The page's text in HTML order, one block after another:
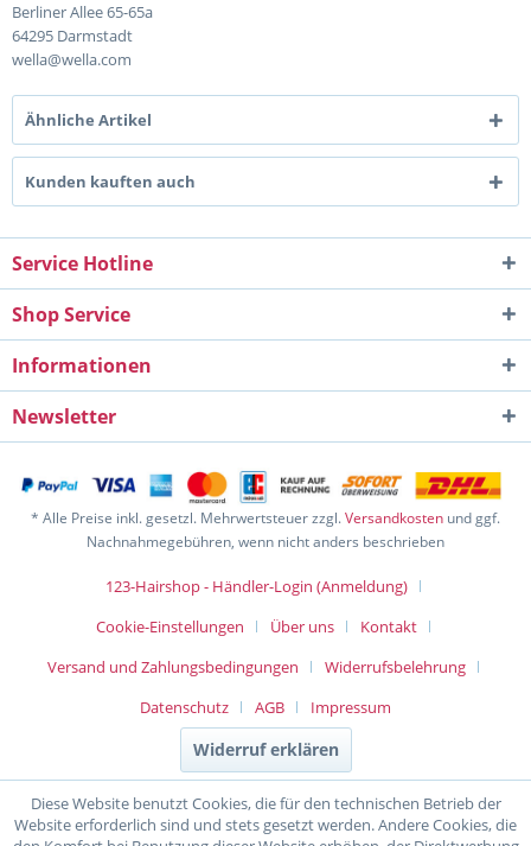
Berliner Allee 65-65a
64295 Darmstadt
wella@wella.com
Ähnliche Artikel
Kunden kauften auch
Service Hotline
Shop Service
Informationen
Newsletter
* Alle Preise inkl. gesetzl. Mehrwertsteuer zzgl.Versandkosten und ggf.
Nachnahmegebühren, wenn nicht anders beschrieben
123-Hairshop - Händler-Login (Anmeldung)
Cookie-Einstellungen
Über uns
Kontakt
Versand und Zahlungsbedingungen
Widerrufsbelehrung
Datenschutz
AGB Impressum
Widerruf erklären
Diese Website benutzt Cookies, die für den technischen Betrieb der
Website erforderlich sind und stets gesetzt werden. Andere Cookies, die